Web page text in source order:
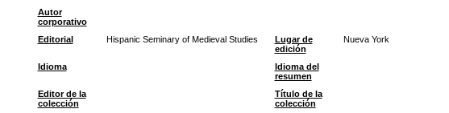
Autor
corporativo
Editorial Hispanic Seminary of Medieval Studies
Lugar de
edición
Nueva York
Idioma
Idioma del
resumen
Editor de la
colección
Título de la
colección